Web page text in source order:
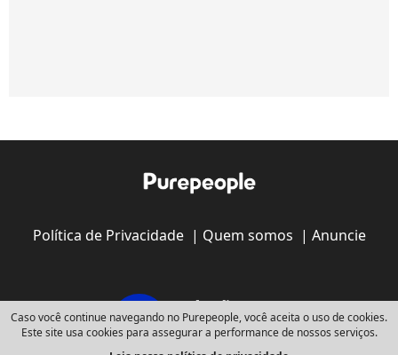
Política de Privacidade| Quem somos | Anuncie
Caso você continue navegando no Purepeople, você aceita o uso de cookies.
Este site usa cookies para assegurar a performance de nossos serviços.